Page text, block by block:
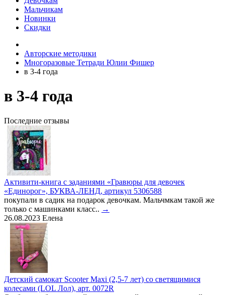
Мальчикам
Новинки
Скидки
Авторские методики
Многоразовые Тетради Юлии Фишер
в 3-4 года
в 3-4 года
Последние отзывы
Активити-книга с заданиями «Гравюры для девочек
«Единорог», БУКВА-ЛЕНД, артикул 5306588
покупали в садик на подарок девочкам. Мальчмкам такой же
только с машинками класс.. →
26.08.2023 Елена
Детский самокат Scooter Maxi (2,5-7 лет) со светящимися
колесами (LOL Лол), арт. 0072R